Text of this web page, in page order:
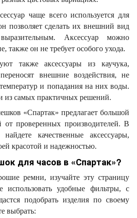
чаще всего используется для
позволяет сделать их внешний вид
Аксессуар можно
также он не требует особого ухода.
также аксессуары из каучука,
внешние воздействия, не
и попадания на них воды.
из самых практичных решений.
«Спартак» предлагает большой
от проверенных производителей. В
качественные аксессуары,
красотой и надежностью.
для часов в «Спартак»?
ремни, изучайте эту страницу
использовать удобные фильтры, с
подобрать изделия по своему
выбрать: